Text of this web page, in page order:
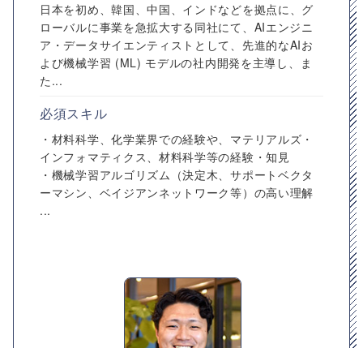
日本を初め、韓国、中国、インドなどを拠点に、グ
ローバルに事業を急拡大する同社にて、AIエンジニ
ア・データサイエンティストとして、先進的なAIお
よび機械学習 (ML) モデルの社内開発を主導し、ま
た...
必須スキル
・材料科学、化学業界での経験や、マテリアルズ・
インフォマティクス、材料科学等の経験・知見
・機械学習アルゴリズム（決定木、サポートベクタ
ーマシン、ベイジアンネットワーク等）の高い理解
...